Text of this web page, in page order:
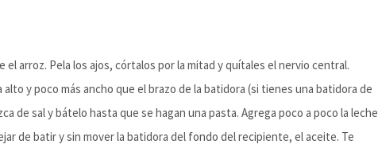
el arroz. Pela los ajos, córtalos por la mitad y quítales el nervio central.
y poco más ancho que el brazo de la batidora (si tienes una batidora de
de sal y bátelo hasta que se hagan una pasta. Agrega poco a poco la leche
de batir y sin mover la batidora del fondo del recipiente, el aceite. Te